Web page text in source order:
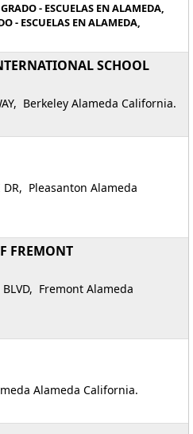
- ESCUELAS EN ALAMEDA,
- ESCUELAS EN ALAMEDA,
SCHOOL
Berkeley Alameda California.
DR, Pleasanton Alameda
FREMONT
Fremont Alameda
Alameda California.